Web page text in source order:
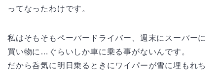
ってなったわけです。
私はそもそもペーパードライバー、週末にスーパーに
買い物に…ぐらいしか車に乗る事がないんです。
だから呑気に明日乗るときにワイパーが雪に埋もれち